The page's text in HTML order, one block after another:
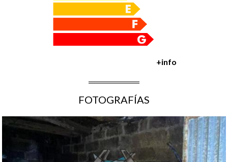
+info
FOTOGRAFÍAS